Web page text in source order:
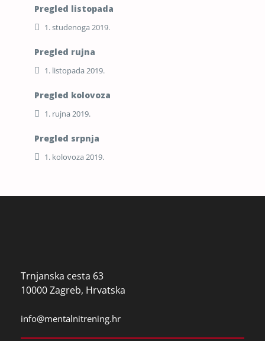
Pregled listopada
1. studenoga 2019.
Pregled rujna
1. listopada 2019.
Pregled kolovoza
1. rujna 2019.
Pregled srpnja
1. kolovoza 2019.
Trnjanska cesta 63
10000 Zagreb, Hrvatska
info@mentalnitrening.hr